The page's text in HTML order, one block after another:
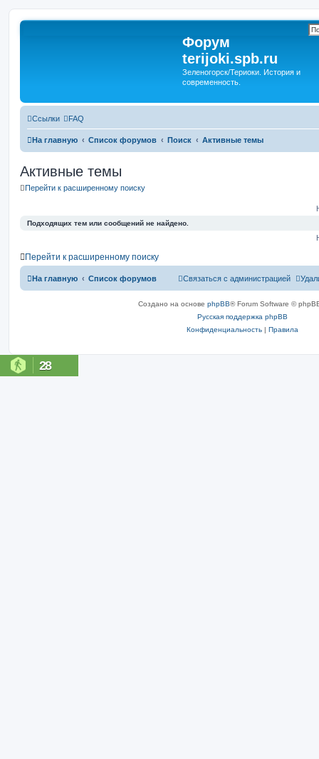
Форум
terijoki.spb.ru
Зеленогорск/Териоки. История и
современность.
Ссылки FAQ
На главную Список форумов Поиск Активные темы
Активные темы
Перейти к расширенному поиску
Подходящих тем или сообщений не найдено.
Перейти к расширенному поиску
На главную Список форумов Связаться с администрацией
Создано на основе phpBB® Forum Software ©
Русская поддержка phpBB
Конфиденциальность | Правила
28